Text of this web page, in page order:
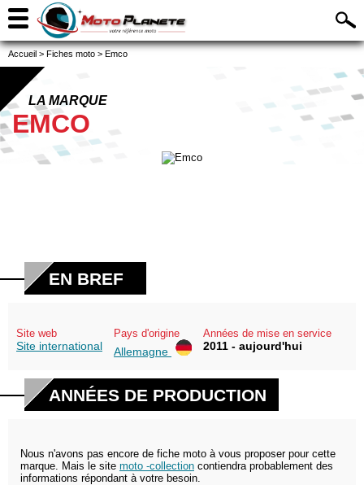
Accueil > Fiches moto > Emco
LA MARQUE
EMCO
EN BREF
Site web
Site international
Pays d'origine
Allemagne
Années de mise en service
2011 - aujourd'hui
ANNÉES DE PRODUCTION
Nous n'avons pas encore de fiche moto à vous proposer pour cette
marque. Mais le site moto -collection contiendra probablement des
informations répondant à votre besoin.